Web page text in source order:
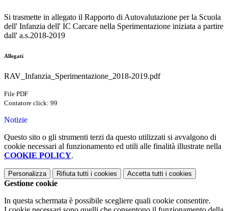
Si trasmette in allegato il Rapporto di Autovalutazione per la Scuola
dell' Infanzia dell' IC Carcare nella Sperimentazione iniziata a partire
dall' a.s.2018-2019
Allegati
RAV_Infanzia_Sperimentazione_2018-2019.pdf
File PDF
Contatore click: 99
Notizie
Questo sito o gli strumenti terzi da questo utilizzati si avvalgono di
cookie necessari al funzionamento ed utili alle finalità illustrate nella
COOKIE POLICY.
Personalizza Rifiuta tutti i cookies Accetta tutti i cookies
Gestione cookie
In questa schermata è possibile scegliere quali cookie consentire.